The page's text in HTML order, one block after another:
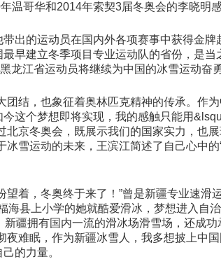
温哥华和2014年索契3届冬奥会的李晓明感
出的运动员在国内外各项赛事中获得金
早建立冬季项目专业运动队的省份，是
江省运动员将继续为中国的冰雪运动奋勇
结，也象征着奥林匹克精神的传承。作
这个梦想即将实现，我的感触只能用
京冬奥会，既展示我们的国家实力，也
雪运动的未来，王滨江简述了自己心中
着，冬奥终于来了！”曾是新疆专业速滑
县上小学的她就酷爱滑冰，梦想进入自
疆拥有国内一流的滑冰场滑雪场，还成
难眠，作为新疆冰雪人，我多想披上中
的力量。